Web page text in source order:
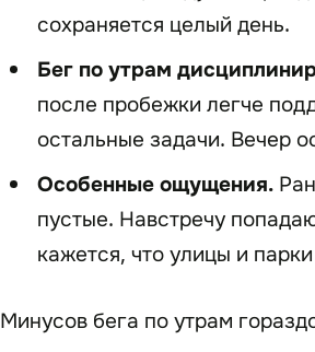
сохраняется целый день.
Бег по утрам
после пробежки легче
остальные задачи. Вечер
Особенные ощущения.
пустые. Навстречу
кажется, что улицы и
Минусов бега по утрам